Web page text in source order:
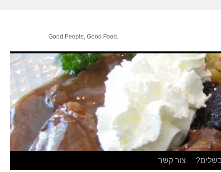
.Good People, Good Food
צור קשר